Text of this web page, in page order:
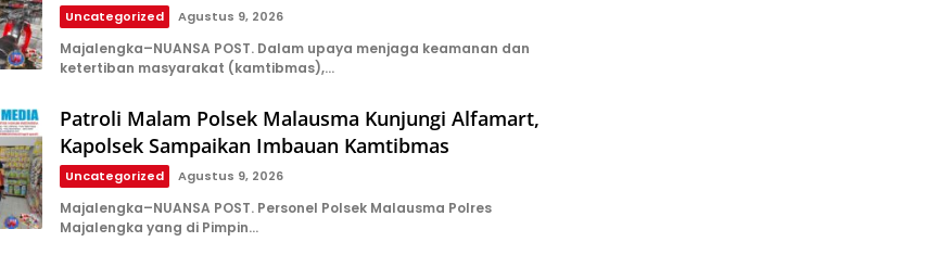
Uncategorized Agustus 9, 2026
Majalengka–NUANSA POST. Dalam upaya menjaga keamanan dan
ketertiban masyarakat (kamtibmas),…
Patroli Malam Polsek Malausma Kunjungi Alfamart,
Kapolsek Sampaikan Imbauan Kamtibmas
Uncategorized Agustus 9, 2026
Majalengka–NUANSA POST. Personel Polsek Malausma Polres
Majalengka yang di Pimpin…